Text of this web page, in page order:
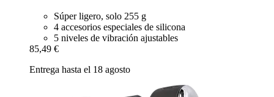
Súper ligero, solo 255 g
4 accesorios especiales de silicona
5 niveles de vibración ajustables
85,49 €
Entrega hasta el 18 agosto